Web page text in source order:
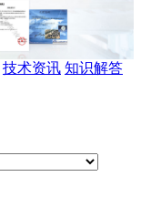
技术资讯 知识解答